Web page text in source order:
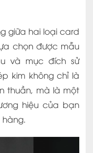
giữa hai loại card
chọn được mẫu
và mục đích sử
kim không chỉ là
thuần, mà là một
hiệu của bạn